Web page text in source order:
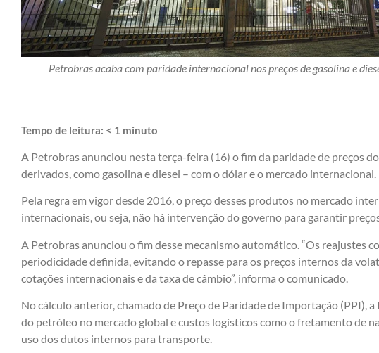
Petrobras acaba com paridade internacional nos preços de gasolina e
Tempo de leitura: < 1 minuto
A Petrobras anunciou nesta terça-feira (16) o fim da paridade de preços
derivados, como gasolina e diesel – com o dólar e o mercado internacional.
Pela regra em vigor desde 2016, o preço desses produtos no mercado
internacionais, ou seja, não há intervenção do governo para garantir
A Petrobras anunciou o fim desse mecanismo automático. “Os reajustes
periodicidade definida, evitando o repasse para os preços internos da
cotações internacionais e da taxa de câmbio”, informa o comunicado.
No cálculo anterior, chamado de Preço de Paridade de Importação (PPI),
do petróleo no mercado global e custos logísticos como o fretamento de
uso dos dutos internos para transporte.